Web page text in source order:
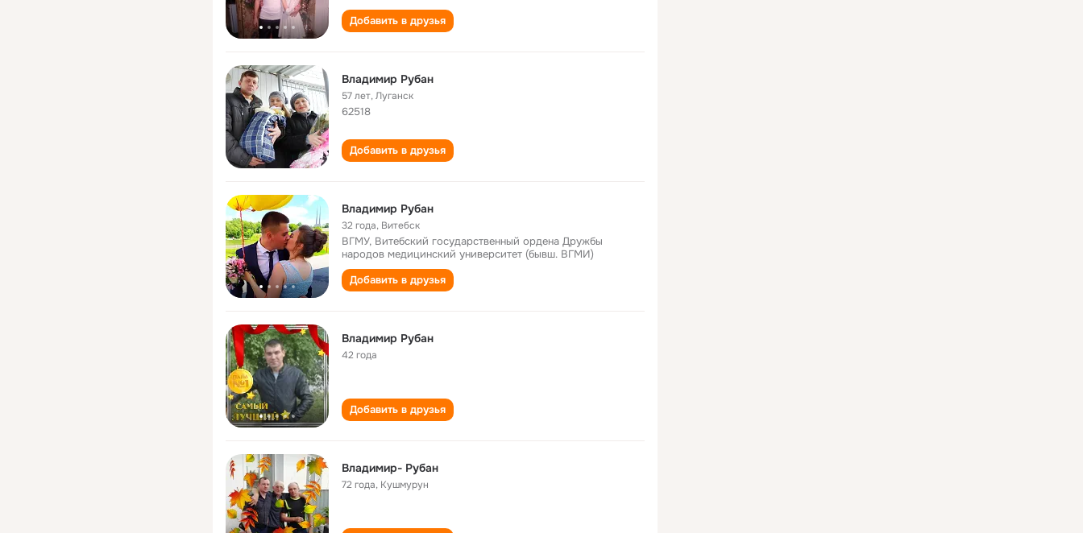
Добавить в друзья
Владимир Рубан
57 лет,Луганск
62518
Добавить в друзья
Владимир Рубан
32 года, Витебск
ВГМУ, Витебский государственный ордена Дружбы
народов медицинский университет (бывш. ВГМИ)
Добавить в друзья
Владимир Рубан
42 года
Добавить в друзья
Владимир- Рубан
72 года, Кушмурун